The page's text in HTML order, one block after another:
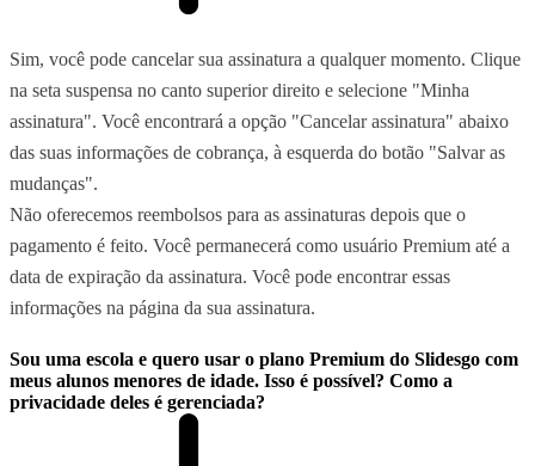
Sim, você pode cancelar sua assinatura a qualquer momento. Clique
na seta suspensa no canto superior direito e selecione "Minha
assinatura". Você encontrará a opção "Cancelar assinatura" abaixo
das suas informações de cobrança, à esquerda do botão "Salvar as
mudanças".
Não oferecemos reembolsos para as assinaturas depois que o
pagamento é feito. Você permanecerá como usuário Premium até a
data de expiração da assinatura. Você pode encontrar essas
informações na página da sua assinatura.
Sou uma escola e quero usar o plano Premium do Slidesgo com
meus alunos menores de idade. Isso é possível? Como a
privacidade deles é gerenciada?